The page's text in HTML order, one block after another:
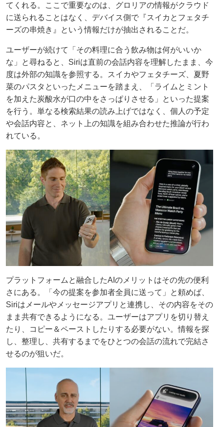
てくれる。ここで重要なのは、グロリアの情報がクラウド
に送られることはなく、デバイス側で『スイカとフェタチ
ーズの串焼き』という情報だけが抽出されることだ。
ユーザーが続けて「その料理に合う飲み物は何がいいか
な」と尋ねると、Siriは直前の会話内容を理解したまま、今
度は外部の知識を参照する。スイカやフェタチーズ、夏野
菜のパスタといったメニューを踏まえ、「ライムとミント
を加えた炭酸水が口の中をさっぱりさせる」といった提案
を行う。単なる検索結果の読み上げではなく、個人の予定
や会話内容と、ネット上の知識を組み合わせた推論が行わ
れている。
プラットフォームと融合したAIのメリットはその先の便利
さにある。「今の提案を参加者全員に送って」と頼めば、
Siriはメールやメッセージアプリと連携し、その内容をその
まま共有できるようになる。ユーザーはアプリを切り替え
たり、コピー＆ペーストしたりする必要がない。情報を探
し、整理し、共有するまでをひとつの会話の流れで完結さ
せるのが狙いだ。